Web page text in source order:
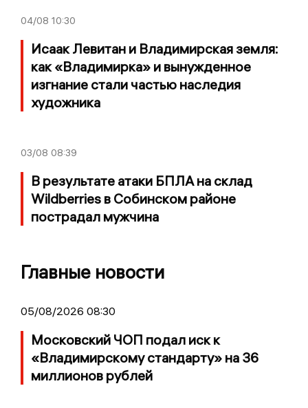
04/08 10:30
Исаак Левитан и Владимирская земля:
как «Владимирка» и вынужденное
изгнание стали частью наследия
художника
03/08 08:39
В результате атаки БПЛА на склад
Wildberries в Собинском районе
пострадал мужчина
Главные новости
05/08/2026 08:30
Московский ЧОП подал иск к
«Владимирскому стандарту» на 36
миллионов рублей